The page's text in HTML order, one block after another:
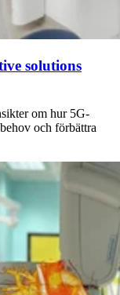
solutions
om hur 5G-
och förbättra